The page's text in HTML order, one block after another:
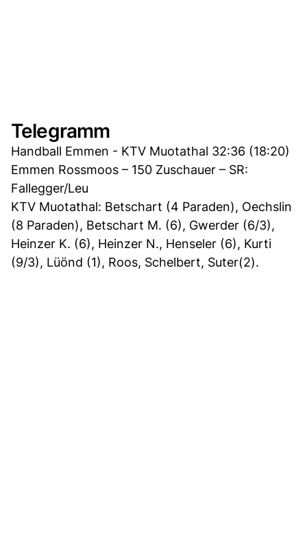
Telegramm
Handball Emmen - KTV Muotathal 32:36 (18:20)
Emmen Rossmoos – 150 Zuschauer – SR:
Fallegger/Leu
KTV Muotathal: Betschart (4 Paraden), Oechslin
(8 Paraden), Betschart M. (6), Gwerder (6/3),
Heinzer K. (6), Heinzer N., Henseler (6), Kurti
(9/3), Lüönd (1), Roos, Schelbert, Suter(2).